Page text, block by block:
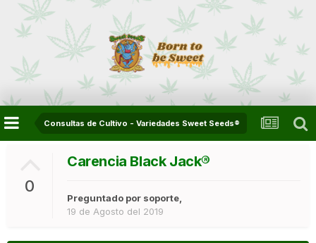
Consultas de Cultivo - Variedades Sweet Seeds®
0
Carencia Black Jack®
Preguntado por soporte,
19 de Agosto del 2019